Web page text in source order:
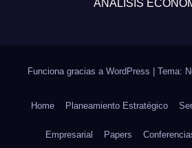
ANÁLISIS
Funciona gracias a WordPress Tema:
Home Planeamiento Estratégico
Empresarial Papers